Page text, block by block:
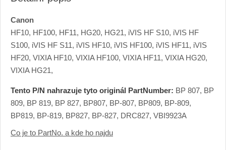
Canon
HF10, HF100, HF11, HG20, HG21, iVIS HF S10, iVIS HF
S100, iVIS HF S11, iVIS HF10, iVIS HF100, iVIS HF11, iVIS
HF20, VIXIA HF10, VIXIA HF100, VIXIA HF11, VIXIA HG20,
VIXIA HG21,
Tento P/N nahrazuje tyto originál PartNumber: BP 807, BP
809, BP 819, BP 827, BP807, BP-807, BP809, BP-809,
BP819, BP-819, BP827, BP-827, DRC827, VBI9923A
Co je to PartNo. a kde ho najdu